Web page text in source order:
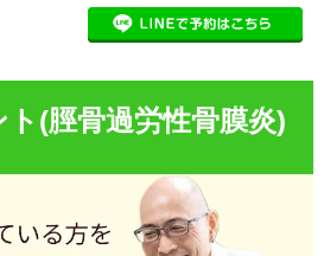
(脛骨過労性骨膜炎)